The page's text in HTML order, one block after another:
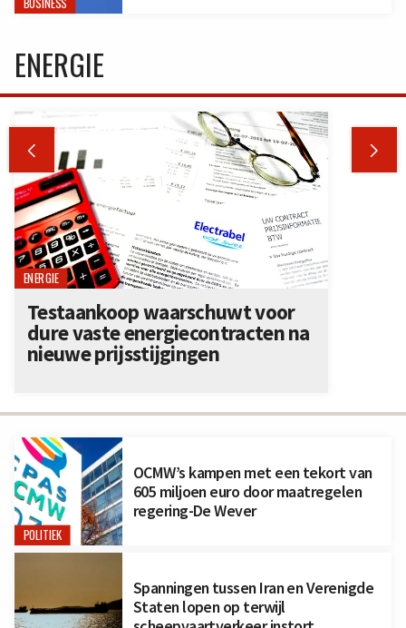
BUSINESS
POLITIEK
OCMW’s kampen met een tekort van
605 miljoen euro door maatregelen
regering-De Wever
Spanningen tussen Iran en Verenigde
Staten lopen op terwijl
ENERGIE
 
ENERGIE
Testaankoop waarschuwt voor
dure vaste energiecontracten na
nieuwe prijsstijgingen